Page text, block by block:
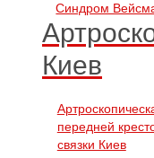
Синдром
Киев
передней
связки Киев